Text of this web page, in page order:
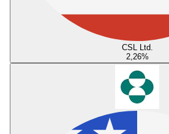
CSL Ltd.
2,26%